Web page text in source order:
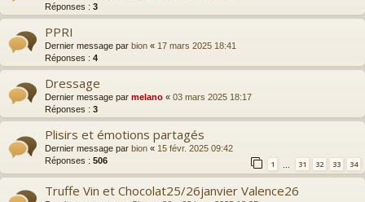
Réponses : 3
PPRI
Dernier message par bion « 17 mars 2025 18:41
Réponses : 4
Dressage
Dernier message par melano « 03 mars 2025 18:17
Réponses : 3
Plisirs et émotions partagés
Dernier message par bion « 15 févr. 2025 09:42
Réponses : 506 1 … 31 32 33 34
Truffe Vin et Chocolat25/26janvier Valence26